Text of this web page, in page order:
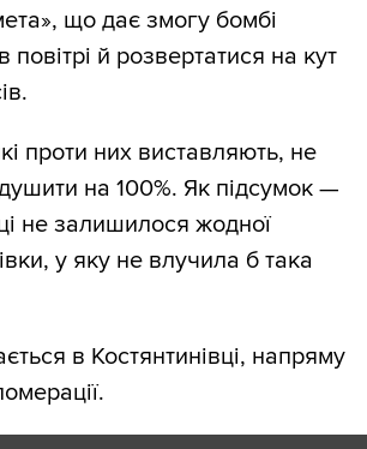
що дає змогу бомбі
й розвертатися на кут
проти них виставляють, не
на 100%. Як підсумок —
не залишилося жодної
у яку не влучила б така
в Костянтинівці, напряму